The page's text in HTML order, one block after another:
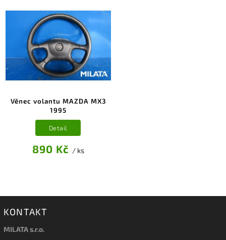
Věnec volantu MAZDA MX3
1995
890 Kč / ks
Detail
KONTAKT
MILATA s.r.o.